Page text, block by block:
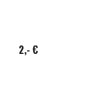
2,- €